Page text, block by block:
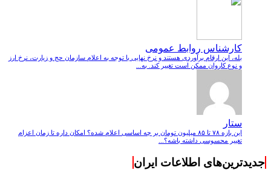
کارشناس روابط عمومی
بله، این ارقام برآوردی هستند و نرخ نهایی با توجه به اعلام سازمان حج و زیارت، نرخ ارز
و نوع کاروان ممکن است تغییر کند. به...
ستار
این بازه ۷۸ تا ۸۵ میلیون تومان بر چه اساسی اعلام شده؟ امکان داره تا زمان اعزام
تغییر محسوسی داشته باشه؟...
جدیدترین‌های اطلاعات ایران